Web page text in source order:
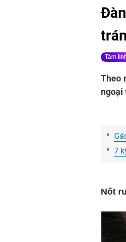
Tâm
Theo
ngoại
7
Nốt